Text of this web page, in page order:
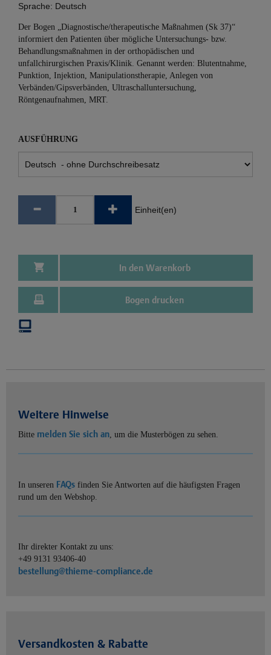
Sprache: Deutsch
Der Bogen „Diagnostische/therapeutische Maßnahmen (Sk 37)“
informiert den Patienten über mögliche Untersuchungs- bzw.
Behandlungsmaßnahmen in der orthopädischen und
unfallchirurgischen Praxis/Klinik. Genannt werden: Blutentnahme,
Punktion, Injektion, Manipulationstherapie, Anlegen von
Verbänden/Gipsverbänden, Ultraschalluntersuchung,
Röntgenaufnahmen, MRT.
AUSFÜHRUNG
Einheit(en)
In den Warenkorb
Bogen drucken
Weitere Hinweise
Bitte melden Sie sich an, um die Musterbögen zu sehen.
In unseren FAQs finden Sie Antworten auf die häufigsten Fragen
rund um den Webshop.
Ihr direkter Kontakt zu uns:
+49 9131 93406-40
bestellung@thieme-compliance.de
Versandkosten & Rabatte